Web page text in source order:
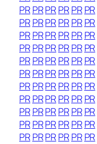
PRPRPRPRPR PR
PRPRPRPRPR PR
PRPRPRPRPR PR
PRPRPRPRPR PR
PRPRPRPRPR PR
PRPRPRPRPR PR
PRPRPRPRPR PR
PRPRPRPRPR PR
PRPRPRPRPR PR
PRPRPRPRPR PR
PRPRPRPRPR PR